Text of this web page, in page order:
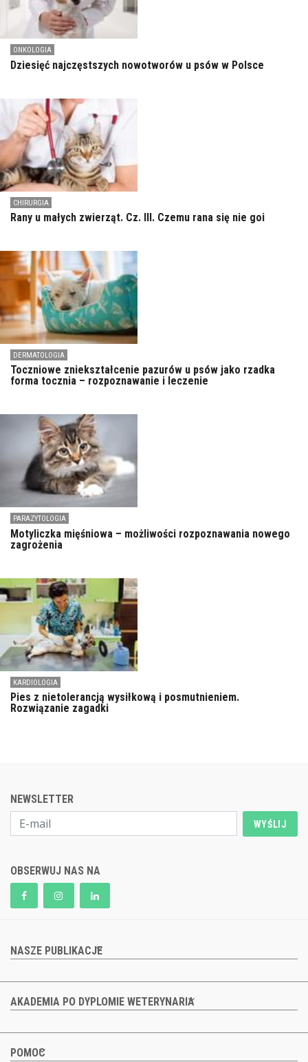
ONKOLOGIA
Dziesięć najczęstszych nowotworów u psów w Polsce
CHIRURGIA
Rany u małych zwierząt. Cz. III. Czemu rana się nie goi
DERMATOLOGIA
Toczniowe zniekształcenie pazurów u psów jako rzadka
forma tocznia – rozpoznawanie i leczenie
PARAZYTOLOGIA
Motyliczka mięśniowa – możliwości rozpoznawania nowego
zagrożenia
KARDIOLOGIA
Pies z nietolerancją wysiłkową i posmutnieniem.
Rozwiązanie zagadki
NEWSLETTER
WYŚLIJ
OBSERWUJ NAS NA
NASZE PUBLIKACJE
AKADEMIA PO DYPLOMIE WETERYNARIA
POMOC